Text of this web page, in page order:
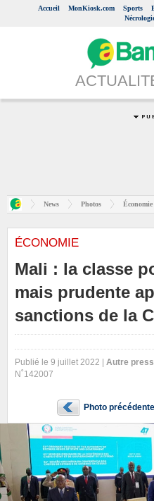
Accueil MonKiosk.com Sports
News Photos Économie
ÉCONOMIE
Mali : la classe
mais prudente
sanctions de la
Publié le 9 juillet 2022 | Autre
N˚142007
Photo précédente